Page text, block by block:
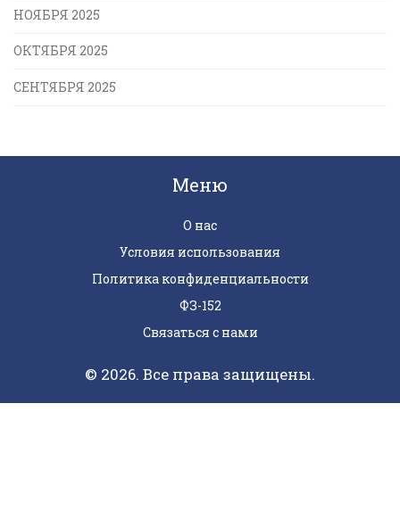
НОЯБРЯ 2025
ОКТЯБРЯ 2025
СЕНТЯБРЯ 2025
Меню
О нас
Условия использования
Политика конфиденциальности
ФЗ-152
Связаться с нами
© 2026. Все права защищены.